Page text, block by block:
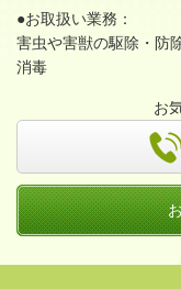
●お取扱い業務：
害虫や害獣の駆除・防
消毒
お